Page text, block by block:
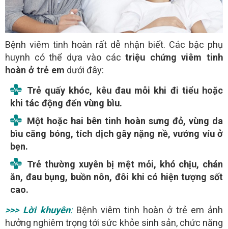
Bệnh viêm tinh hoàn rất dễ nhận biết. Các bậc phụ
huynh có thể dựa vào cáctriệu chứng viêm tinh
hoàn ở trẻ em dưới đây:
Trẻ quấy khóc, kêu đau mỗi khi đi tiểu hoặc
khi tác động đến vùng bìu.
Một hoặc hai bên tinh hoàn sưng đỏ, vùng da
bìu căng bóng, tích dịch gây nặng nề, vướng víu ở
bẹn.
Trẻ thường xuyên bị mệt mỏi, khó chịu, chán
ăn, đau bụng, buồn nôn, đôi khi có hiện tượng sốt
cao.
>>> Lời khuyên: Bệnh viêm tinh hoàn ở trẻ em ảnh
hưởng nghiêm trọng tới sức khỏe sinh sản, chức năng